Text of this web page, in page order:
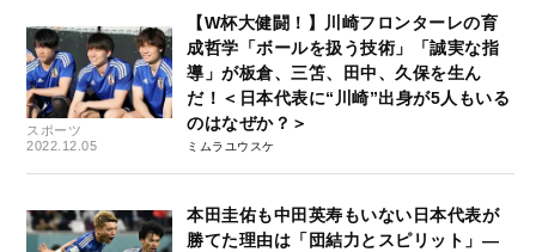
スポーツ
2022.12.05
【W杯大健闘！】川崎フロンターレの育
成哲学「ボールを扱う技術」「誠実な指
導」が板倉、三笘、田中、久保を生ん
だ！＜日本代表に“川崎”出身が5人もいる
のはなぜか？＞
ミムラユウスケ
本田圭佑も中田英寿もいない日本代表が
勝てた理由は「団結力とスピリット」―